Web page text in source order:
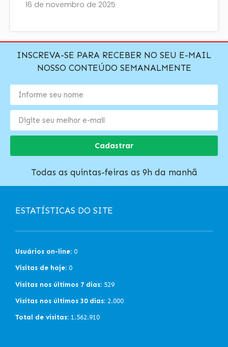
16 de novembro de 2025
INSCREVA-SE PARA RECEBER NO SEU E-MAIL
NOSSO CONTEÚDO SEMANALMENTE
Cadastrar
Todas as quintas-feiras as 9h da manhã
ESTATÍSTICAS DO SITE
Usuários on-line: 0
Visitas de hoje: 0
Visitas nos últimos 7 dias: 529
Visitas nos últimos 30 dias: 2.000
Total de visitas: 1.562.910